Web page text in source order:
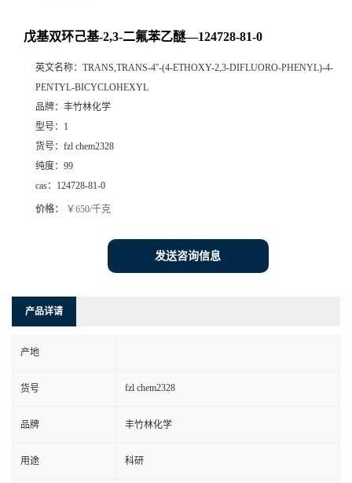
戊基双环己基-2,3-二氟苯乙醚—124728-81-0
英文名称： TRANS,TRANS-4''-(4-ETHOXY-2,3-DIFLUORO-PHENYL)-4-
PENTYL-BICYCLOHEXYL
品牌： 丰竹林化学
型号： 1
货号： fzl chem2328
纯度： 99
cas： 124728-81-0
价格： ￥650/千克
发送咨询信息
产品详请
产地
货号 fzl chem2328
品牌 丰竹林化学
用途 科研